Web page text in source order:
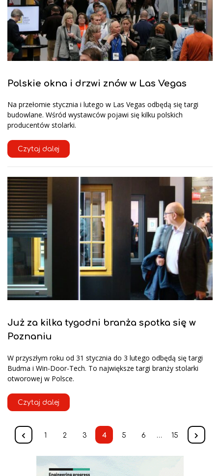
Polskie okna i drzwi znów w Las Vegas
Na przełomie stycznia i lutego w Las Vegas odbędą się targi
budowlane. Wśród wystawców pojawi się kilku polskich
producentów stolarki.
Czytaj dalej
Już za kilka tygodni branża spotka się w
Poznaniu
W przyszłym roku od 31 stycznia do 3 lutego odbędą się targi
Budma i Win-Door-Tech. To największe targi branży stolarki
otworowej w Polsce.
Czytaj dalej
1 2 3 4 5 6 … 15